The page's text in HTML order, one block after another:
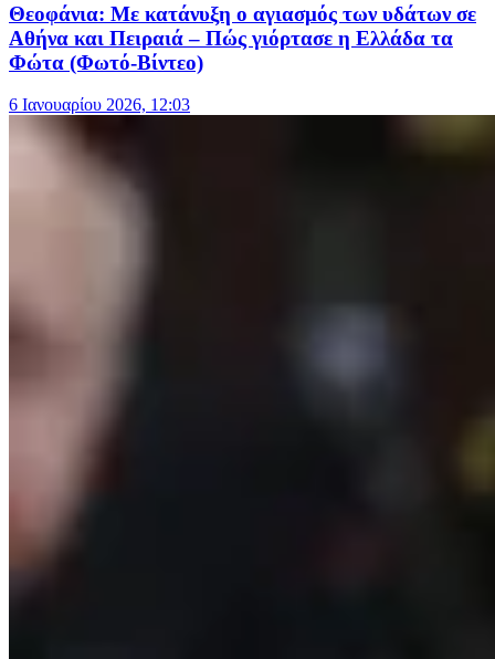
Θεοφάνια: Με κατάνυξη ο αγιασμός των υδάτων σε
Αθήνα και Πειραιά – Πώς γιόρτασε η Ελλάδα τα
Φώτα (Φωτό-Βίντεο)
6 Ιανουαρίου 2026, 12:03